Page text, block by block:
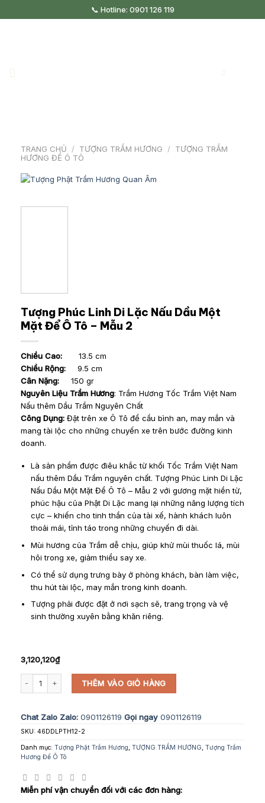
to
📞 Hotline: 0901 126 119
TRANG CHỦ / TƯỢNG TRẦM HƯƠNG /
TƯỢNG TRẦM
HƯƠNG ĐỂ Ô TÔ
Tượng Phúc Linh Di Lặc Nấu Dầu Một
Mặt Để Ô Tô – Mẫu 2
Chiều Cao:13.5 cm
Chiều Rộng:9.5 cm
Cân Nặng:150 gr
Nguyên Liệu Trầm Hương: Trầm Hương Tốc Trầm Việt Nam
Nấu thêm Dầu Trầm Nguyên Chất
Công Dụng:Đặt trên xe Ô Tô để cầu bình an, may mắn và
mang tài lộc cho những chuyến xe trên bước đường kinh
doanh.
Là sản phẩm được điêu khắc từ khối Tốc Trầm Việt Nam
nấu thêm Dầu Trầm nguyên chất. Tượng Phúc Linh Di Lặc
Nấu Dầu Một Mặt Để Ô Tô – Mẫu 2 với gương mặt hiền từ,
phúc hậu của Phật Di Lặc mang lại những năng lượng tích
cực – khiến cho tinh thần của tài xế, hành khách luôn
thoải mái, tỉnh táo trong những chuyến đi dài.
Mùi hương của Trầm dễ chịu, giúp khử mùi thuốc lá, mùi
hôi trong xe, giảm thiểu say xe.
Có thể sử dụng trưng bày ở phòng khách, bàn làm việc,
thu hút tài lộc, may mắn trong kinh doanh.
Tượng phải được đặt ở nơi sạch sẽ, trang trọng và vệ
sinh thường xuyên bằng khăn riêng.
3,120,120₫
Tượng Phúc Linh Di Lặc Nấu Dầu Một Mặt Để Ô Tô - Mẫu 2 số lượng
THÊM VÀO GIỎ HÀNG
Chat Zalo Zalo:0901126119 Gọi ngay 0901126119
SKU: 46DDLPTH12-2
Danh mục: Tượng Phật Trầm Hương, TƯỢNG TRẦM HƯƠNG, Tượng Trầm
Hương Để Ô Tô
Miễn phí vận chuyển đối với các đơn hàng: